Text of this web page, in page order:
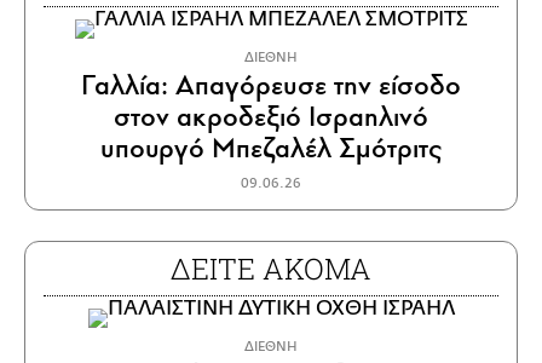
ΔΙΕΘΝΗ
Γαλλία: Απαγόρευσε την είσοδο
στον ακροδεξιό Ισραηλινό
υπουργό Μπεζαλέλ Σμότριτς
09.06.26
ΔΕΙΤΕ ΑΚΟΜΑ
ΔΙΕΘΝΗ